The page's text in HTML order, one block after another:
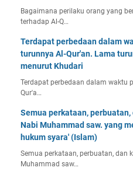
Bagaimana perilaku orang yang
terhadap Al-Q…
Terdapat perbedaan dalam
turunnya Al-Qur'an. Lama
menurut Khudari
Terdapat perbedaan dalam waktu
Qur'a…
Semua perkataan,
Nabi Muhammad saw. yang
hukum syara' (Islam)
Semua perkataan, perbuatan, dan
Muhammad saw…